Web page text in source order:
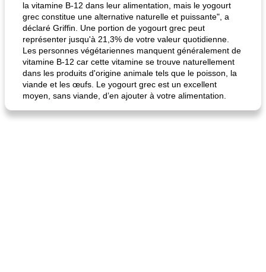
quinoa petit déjeuner méditerranéen
la vitamine B-12 dans leur alimentation, mais le yogourt
grec constitue une alternative naturelle et puissante", a
déclaré Griffin. Une portion de yogourt grec peut
représenter jusqu'à 21,3% de votre valeur quotidienne.
Les personnes végétariennes manquent généralement de
vitamine B-12 car cette vitamine se trouve naturellement
dans les produits d'origine animale tels que le poisson, la
viande et les œufs. Le yogourt grec est un excellent
moyen, sans viande, d’en ajouter à votre alimentation.